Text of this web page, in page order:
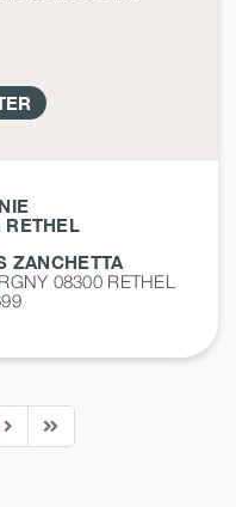
RETHEL
ZANCHETTA
08300 RETHEL